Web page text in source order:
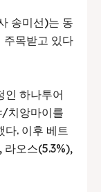
송미선)는 동
주목받고 있다
인 하나투어
/치앙마이를
다. 이후 베트
라오스(5.3%),